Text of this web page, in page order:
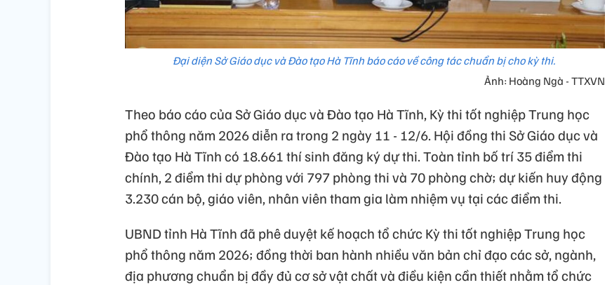
Đại diện Sở Giáo dục và Đào tạo Hà Tĩnh báo cáo về công tác chuẩn bị cho kỳ thi.
Ảnh: Hoàng Ngà - TTXVN
Theo báo cáo của Sở Giáo dục và Đào tạo Hà Tĩnh, Kỳ thi tốt nghiệp Trung học
phổ thông năm 2026 diễn ra trong 2 ngày 11 - 12/6. Hội đồng thi Sở Giáo dục và
Đào tạo Hà Tĩnh có 18.661 thí sinh đăng ký dự thi. Toàn tỉnh bố trí 35 điểm thi
chính, 2 điểm thi dự phòng với 797 phòng thi và 70 phòng chờ; dự kiến huy động
3.230 cán bộ, giáo viên, nhân viên tham gia làm nhiệm vụ tại các điểm thi.
UBND tỉnh Hà Tĩnh đã phê duyệt kế hoạch tổ chức Kỳ thi tốt nghiệp Trung học
phổ thông năm 2026; đồng thời ban hành nhiều văn bản chỉ đạo các sở, ngành,
địa phương chuẩn bị đầy đủ cơ sở vật chất và điều kiện cần thiết nhằm tổ chức